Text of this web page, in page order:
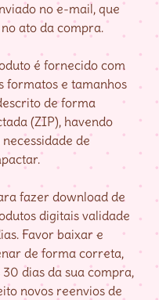
no e-mail, que
ato da compra.
é fornecido com
formatos e tamanhos
de forma
(ZIP), havendo
de
fazer download de
digitais validade
Favor baixar e
de forma correta,
30 dias da sua compra,
novos reenvios de